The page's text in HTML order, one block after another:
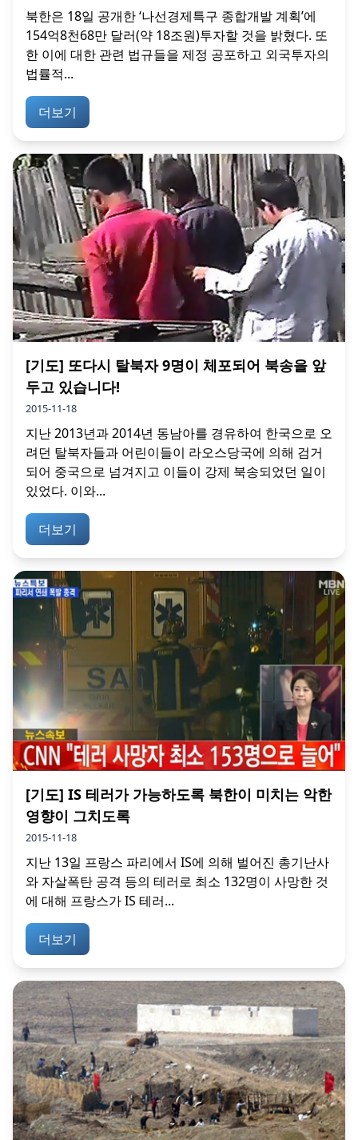
북한은 18일 공개한 ‘나선경제특구 종합개발 계획’에
154억8천68만 달러(약 18조원)투자할 것을 밝혔다. 또
한 이에 대한 관련 법규들을 제정 공포하고 외국투자의
법률적...
더보기
[기도] 또다시 탈북자 9명이 체포되어 북송을 앞
두고 있습니다!
2015-11-18
지난 2013년과 2014년 동남아를 경유하여 한국으로 오
려던 탈북자들과 어린이들이 라오스당국에 의해 검거
되어 중국으로 넘겨지고 이들이 강제 북송되었던 일이
있었다. 이와...
더보기
[기도] IS 테러가 가능하도록 북한이 미치는 악한
영향이 그치도록
2015-11-18
지난 13일 프랑스 파리에서 IS에 의해 벌어진 총기난사
와 자살폭탄 공격 등의 테러로 최소 132명이 사망한 것
에 대해 프랑스가 IS 테러...
더보기